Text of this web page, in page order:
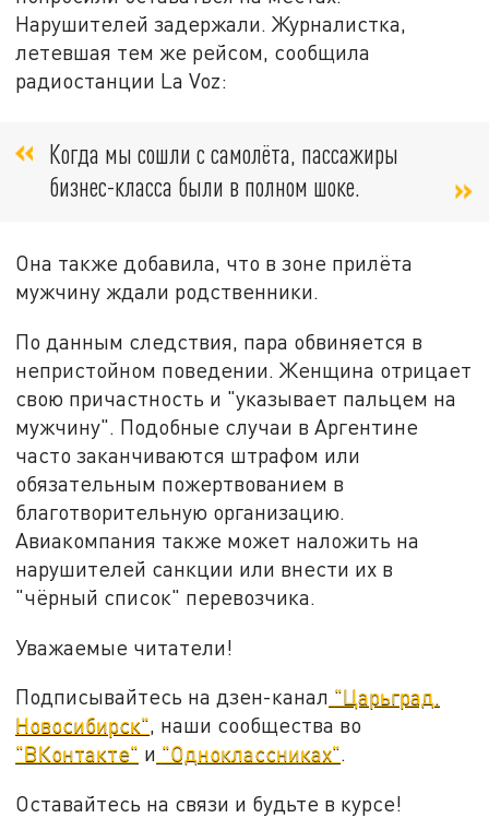
Нарушителей задержали. Журналистка,
летевшая тем же рейсом, сообщила
радиостанции La Voz:
Когда мы сошли с самолёта, пассажиры
бизнес-класса были в полном шоке.
Она также добавила, что в зоне прилёта
мужчину ждали родственники.
По данным следствия, пара обвиняется в
непристойном поведении. Женщина отрицает
свою причастность и "указывает пальцем на
мужчину". Подобные случаи в Аргентине
часто заканчиваются штрафом или
обязательным пожертвованием в
благотворительную организацию.
Авиакомпания также может наложить на
нарушителей санкции или внести их в
"чёрный список" перевозчика.
Уважаемые читатели!
Подписывайтесь на дзен-канал "Царьград.
Новосибирск", наши сообщества во
"ВКонтакте" и "Одноклассниках".
Оставайтесь на связи и будьте в курсе!